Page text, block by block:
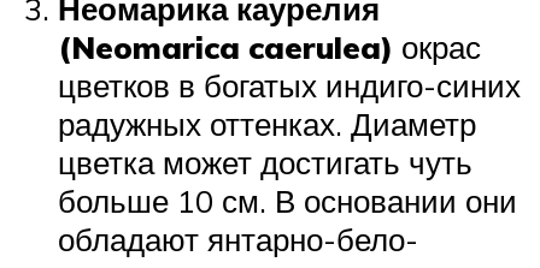
Неомарика каурелия
(Neomarica caerulea) окрас
цветков в богатых индиго-синих
радужных оттенках. Диаметр
цветка может достигать чуть
больше 10 см. В основании они
обладают янтарно-бело-